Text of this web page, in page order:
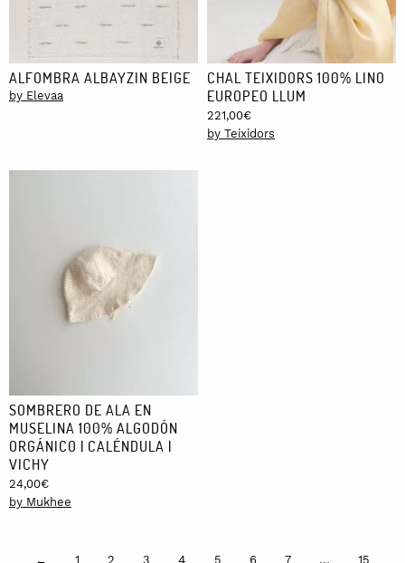
ALFOMBRA ALBAYZIN BEIGE
by Elevaa
CHAL TEIXIDORS 100% LINO
EUROPEO LLUM
221,00€
by Teixidors
SOMBRERO DE ALA EN
MUSELINA 100% ALGODÓN
ORGÁNICO | CALÉNDULA |
VICHY
24,00€
by Mukhee
← 1 2 3 4 5 6 7 … 15